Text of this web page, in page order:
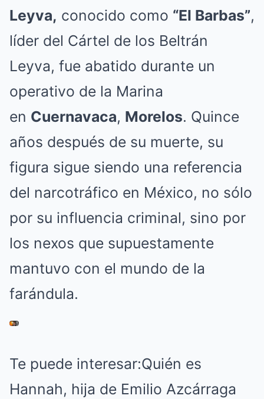
Leyva, conocido como “El Barbas”,
líder del Cártel de los Beltrán
Leyva, fue abatido durante un
operativo de la Marina
en Cuernavaca, Morelos. Quince
años después de su muerte, su
figura sigue siendo una referencia
del narcotráfico en México, no sólo
por su influencia criminal, sino por
los nexos que supuestamente
mantuvo con el mundo de la
farándula.
Te puede interesar:Quién es
Hannah, hija de Emilio Azcárraga